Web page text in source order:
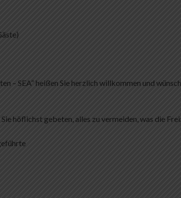
– SEA“ heißen Sie herzlich willkommen und
höflichst gebeten, alles zu vermeiden, was die